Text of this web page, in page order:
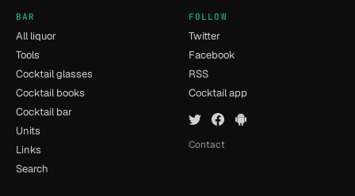
BAR
All liquor
Tools
Cocktail glasses
Cocktail books
Cocktail bar
Units
Links
Search
FOLLOW
Twitter
Facebook
RSS
Cocktail app
Contact